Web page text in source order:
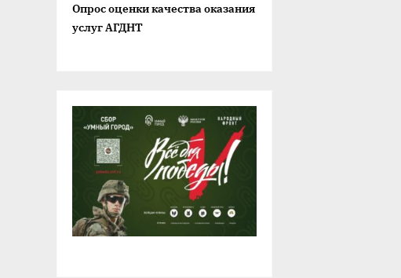
Опрос оценки качества оказания
услуг АГДНТ